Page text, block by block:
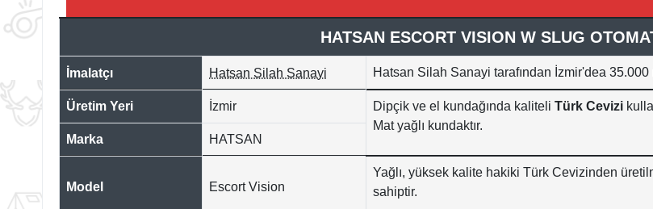
HATSAN ESCORT VISION W SLUG
İmalatçı Hatsan Silah Sanayi Hatsan Silah Sanayi tarafından İzmir'dea 35.000
Üretim Yeri İzmir Dipçik ve el kundağında kaliteli Türk Cevizi
Mat yağlı kundaktır.
Marka
HATSAN
Model Escort Vision
Yağlı, yüksek kalite hakiki Türk Cevizinden
sahiptir.